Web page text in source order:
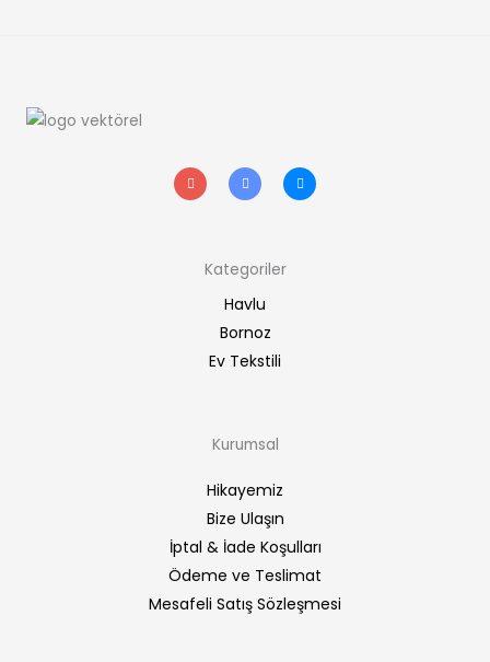
n
s
t
w
i
t
a
c
e
Kategoriler
Havlu
Bornoz
Ev Tekstili
Kurumsal
Hikayemiz
Bize Ulaşın
İptal & İade Koşulları
Ödeme ve Teslimat
Mesafeli Satış Sözleşmesi